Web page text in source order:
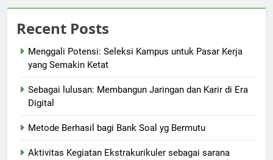
Recent Posts
Menggali Potensi: Seleksi Kampus untuk Pasar Kerja
yang Semakin Ketat
Sebagai lulusan: Membangun Jaringan dan Karir di Era
Digital
Metode Berhasil bagi Bank Soal yg Bermutu
Aktivitas Kegiatan Ekstrakurikuler sebagai sarana